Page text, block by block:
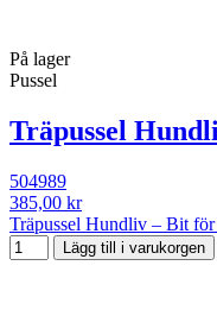
På lager
Pussel
Träpussel
504989
385,00 kr
Träpussel Hundliv – Bit
Lägg till i varukorgen